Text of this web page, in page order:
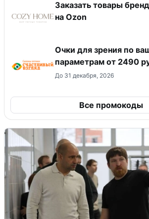
Заказать товары
на Ozon
Очки для зрения по
параметрам от 2490
До 31 декабря, 2026
Все промокоды